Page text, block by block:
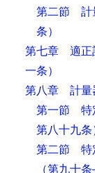
第二節 計
条）
第七章 適正
一条）
第八章 計量
第一節 特
第八十九条
第二節 特
（第九十